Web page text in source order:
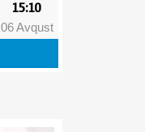
15:10
06 Avqust